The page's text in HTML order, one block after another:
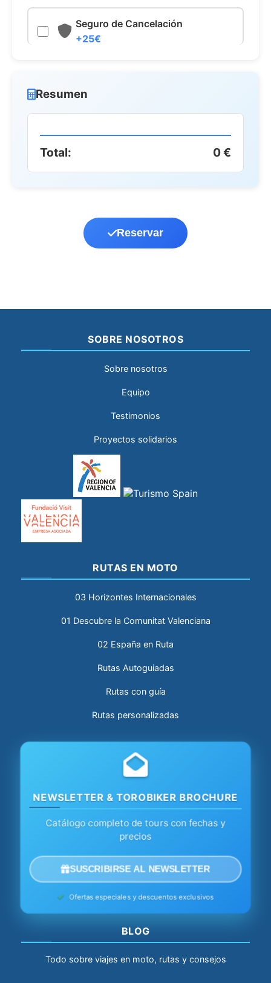
Seguro de Cancelación
+25€
Resumen
Total: 0 €
Reservar
SOBRE NOSOTROS
Sobre nosotros
Equipo
Testimonios
Proyectos solidarios
RUTAS EN MOTO
03 Horizontes Internacionales
01 Descubre la Comunitat Valenciana
02 España en Ruta
Rutas Autoguiadas
Rutas con guía
Rutas personalizadas
NEWSLETTER & TOROBIKER BROCHURE
Catálogo completo de tours con fechas y
precios
SUSCRIBIRSE AL NEWSLETTER
Ofertas especiales y descuentos exclusivos
BLOG
Todo sobre viajes en moto, rutas y consejos